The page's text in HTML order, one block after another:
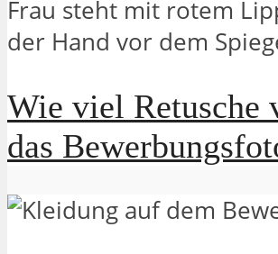
Wie viel Retusche
das